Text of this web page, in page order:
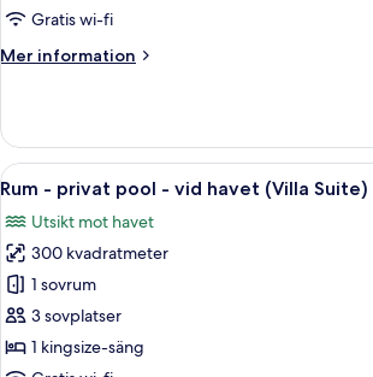
Gratis wi-fi
Mer information
Mer
Pool
Villa
Öppna
alla
foton
för
Rum
-
privat
pool
Ett rymligt
6
Rum - privat pool - vid havet (Villa Suite)
Utsikt mot havet
300 kvadratmeter
1 sovrum
3 sovplatser
1 kingsize-säng